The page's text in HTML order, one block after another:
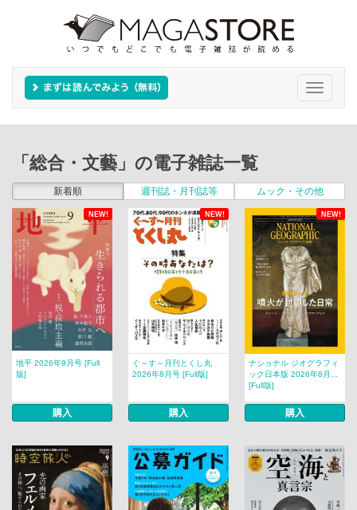
Toggle
「総合・文藝」の電子雑誌一覧
新着順 週刊誌・月刊誌等 ムック・その他
NEW! NEW! NEW!
地平 2026年9月号 [Full
版]
購入
ぐ～す～月刊とくし丸
2026年8月号 [Full版]
購入
ナショナル ジオグラフィ
ック日本版 2026年8月...
[Full版]
購入